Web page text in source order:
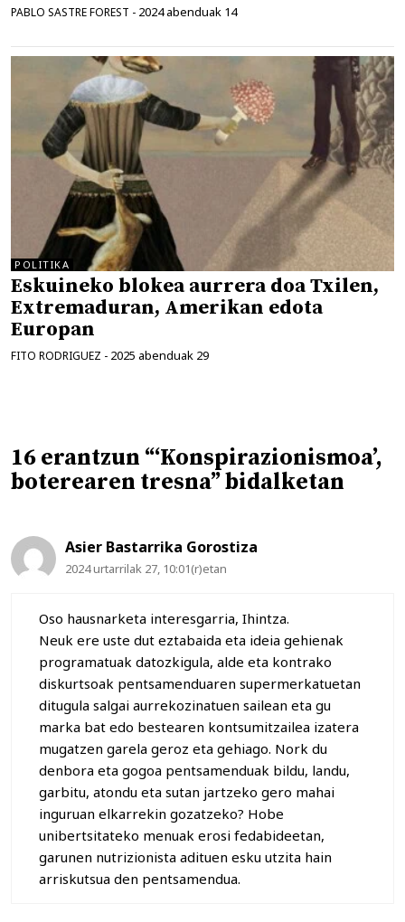
PABLO SASTRE FOREST - 2024 abenduak 14
POLITIKA
Eskuineko blokea aurrera doa Txilen,
Extremaduran, Amerikan edota
Europan
FITO RODRIGUEZ - 2025 abenduak 29
16 erantzun “‘Konspirazionismoa’,
boterearen tresna” bidalketan
Asier Bastarrika Gorostiza
2024 urtarrilak 27, 10:01(r)etan
Oso hausnarketa interesgarria, Ihintza.
Neuk ere uste dut eztabaida eta ideia gehienak
programatuak datozkigula, alde eta kontrako
diskurtsoak pentsamenduaren supermerkatuetan
ditugula salgai aurrekozinatuen sailean eta gu
marka bat edo bestearen kontsumitzailea izatera
mugatzen garela geroz eta gehiago. Nork du
denbora eta gogoa pentsamenduak bildu, landu,
garbitu, atondu eta sutan jartzeko gero mahai
inguruan elkarrekin gozatzeko? Hobe
unibertsitateko menuak erosi fedabideetan,
garunen nutrizionista adituen esku utzita hain
arriskutsua den pentsamendua.